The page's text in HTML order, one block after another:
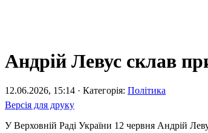
Андрій Левус склав
12.06.2026, 15:14 · Категорія: Політика
Версія для друку
У Верховній Раді України 12 червня Андрій